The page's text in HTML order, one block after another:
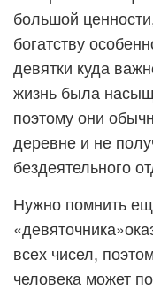
большой
богатству
девятки куда
жизнь была
поэтому они
деревне и не
бездеятельного
Нужно помнить
всех чисел,
человека может